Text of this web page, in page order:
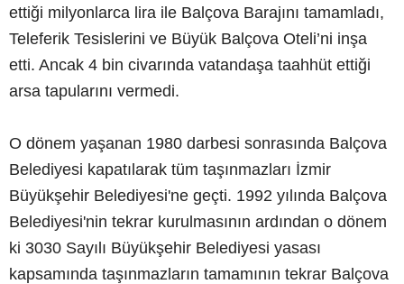
ettiği milyonlarca lira ile Balçova Barajını tamamladı,
Teleferik Tesislerini ve Büyük Balçova Oteli’ni inşa
etti. Ancak 4 bin civarında vatandaşa taahhüt ettiği
arsa tapularını vermedi.
O dönem yaşanan 1980 darbesi sonrasında Balçova
Belediyesi kapatılarak tüm taşınmazları İzmir
Büyükşehir Belediyesi'ne geçti. 1992 yılında Balçova
Belediyesi'nin tekrar kurulmasının ardından o dönem
ki 3030 Sayılı Büyükşehir Belediyesi yasası
kapsamında taşınmazların tamamının tekrar Balçova